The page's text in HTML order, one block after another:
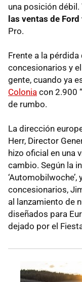
una posición débil.
las ventas de
Pro.
Frente a la
concesionarios y
gente, cuando ya
Colonia con 2.900
de rumbo.
La dirección
Herr, Director
hizo oficial en una
cambio. Según la
concesionarios,
al lanzamiento de
diseñados para
dejado por el